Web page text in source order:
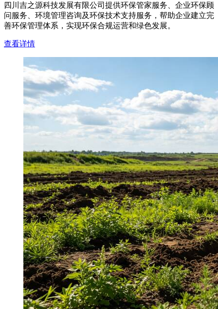
四川吉之源科技发展有限公司提供环保管家服务、企业环保顾
问服务、环境管理咨询及环保技术支持服务，帮助企业建立完
善环保管理体系，实现环保合规运营和绿色发展。
查看详情